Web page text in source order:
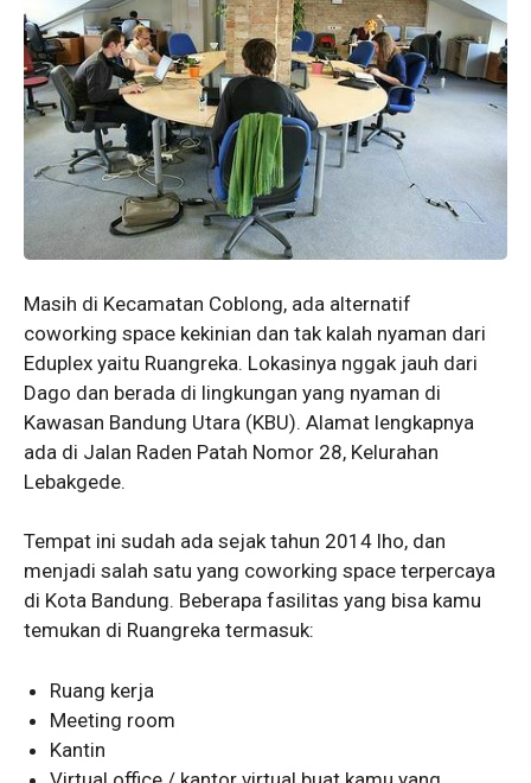
Masih di Kecamatan Coblong, ada alternatif
coworking space kekinian dan tak kalah nyaman dari
Eduplex yaitu Ruangreka. Lokasinya nggak jauh dari
Dago dan berada di lingkungan yang nyaman di
Kawasan Bandung Utara (KBU). Alamat lengkapnya
ada di Jalan Raden Patah Nomor 28, Kelurahan
Lebakgede.
Tempat ini sudah ada sejak tahun 2014 lho, dan
menjadi salah satu yang coworking space terpercaya
di Kota Bandung. Beberapa fasilitas yang bisa kamu
temukan di Ruangreka termasuk:
Ruang kerja
Meeting room
Kantin